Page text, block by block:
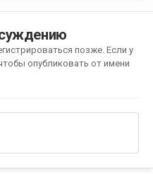
позже. Если у
опубликовать от имени